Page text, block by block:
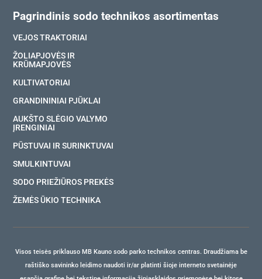
Pagrindinis sodo technikos asortimentas
VEJOS TRAKTORIAI
ŽOLIAPJOVĖS IR
KRŪMAPJOVĖS
KULTIVATORIAI
GRANDININIAI PJŪKLAI
AUKŠTO SLĖGIO VALYMO
ĮRENGINIAI
PŪSTUVAI IR SURINKTUVAI
SMULKINTUVAI
SODO PRIEŽIŪROS PREKĖS
ŽEMĖS ŪKIO TECHNIKA
Visos teisės priklauso MB Kauno sodo parko technikos centras. Draudžiama be
raštiško savininko leidimo naudoti ir/ar platinti šioje interneto svetainėje